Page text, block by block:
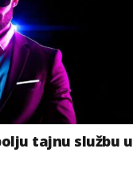
tajnu službu u